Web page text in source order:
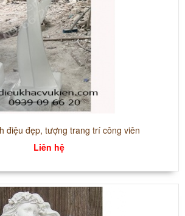
điệu đẹp, tượng trang trí công viên
Liên hệ